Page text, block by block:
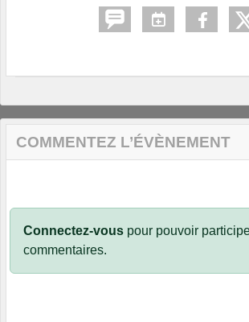
COMMENTEZ L’ÉVÈNEMENT
Connectez-vous pour pouvoir
commentaires.